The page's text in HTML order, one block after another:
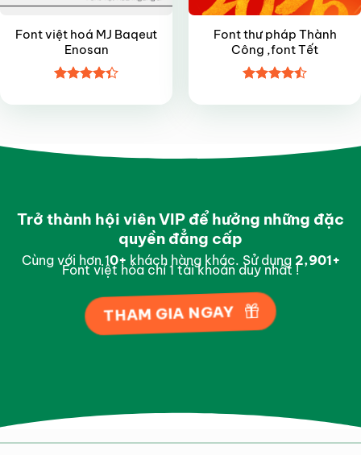
Font việt hoá MJ Baqeut
Enosan
hạng4.35
Font thư pháp Thành
Công ,font Tết
hạng4.5
Trở thành hội viên VIP để hưởng những đặc
quyền đẳng cấp
Cùng với hơn 10+khách hàng khác. Sử dụng 2,995+
Font việt hóa chỉ 1 tài khoản duy nhất !
THAM GIA NGAY